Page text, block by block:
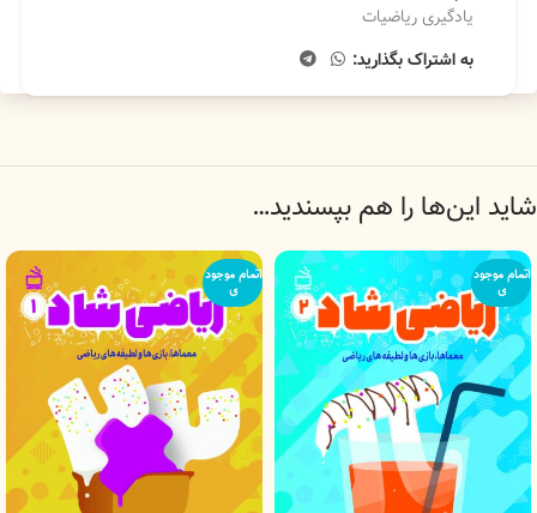
یادگیری ریاضیات
به اشتراک بگذارید:
شاید این‌ها را هم بپسندید…
اتمام موجود
ی
اتمام موجود
ی